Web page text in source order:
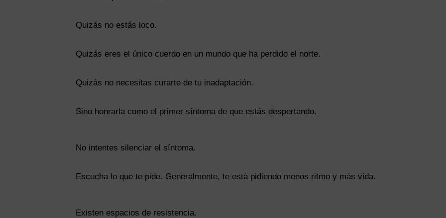
Quizás no estás loco.
Quizás eres el único cuerdo en un mundo que ha perdido el norte.
Quizás no necesitas curarte de tu inadaptación.
Sino honrarla como el primer síntoma de que estás despertando.
No intentes silenciar el síntoma.
Escucha lo que te pide. Generalmente, te está pidiendo menos ritmo y más vida.
Existen espacios de resistencia.